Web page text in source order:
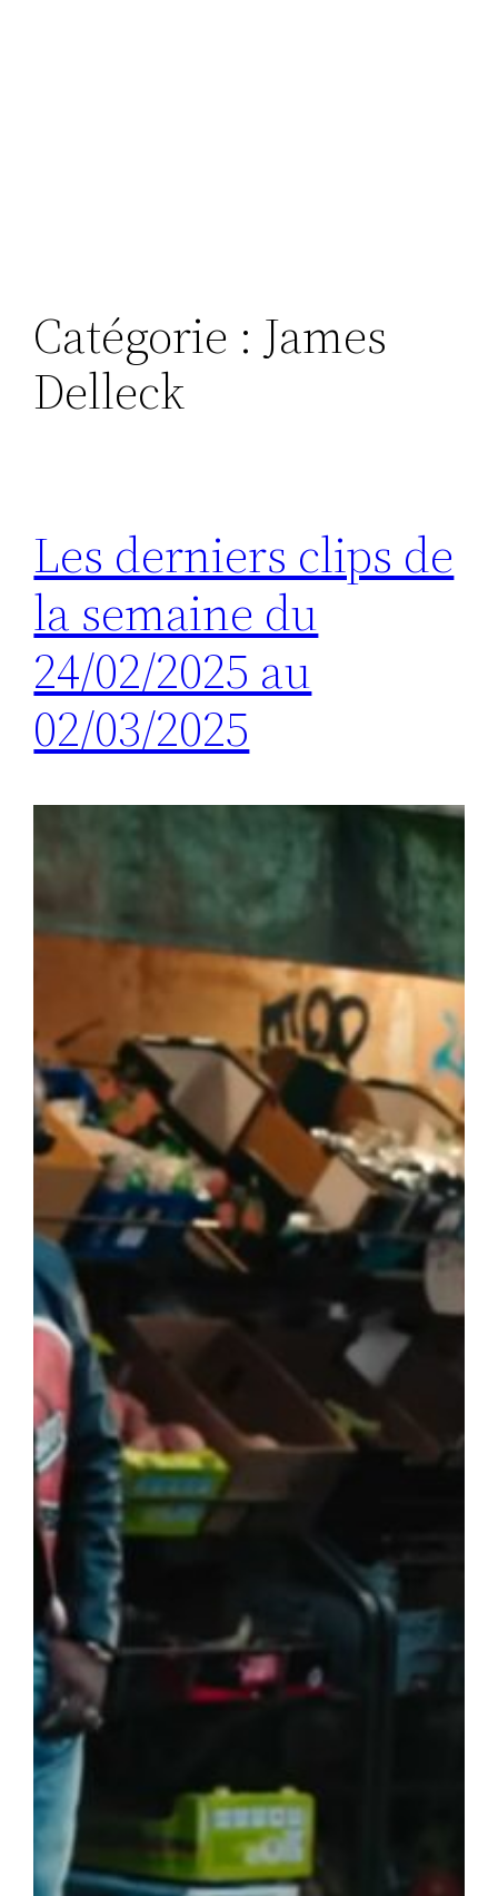
Catégorie : James
Delleck
Les derniers clips de
la semaine du
24/02/2025 au
02/03/2025